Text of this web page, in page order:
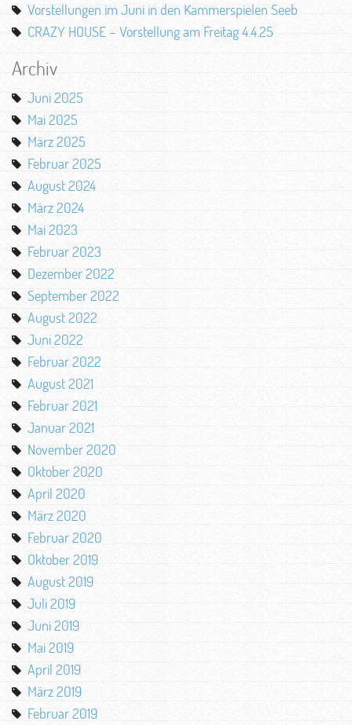
Vorstellungen im Juni in den Kammerspielen Seeb
CRAZY HOUSE – Vorstellung am Freitag 4.4.25
Archiv
Juni 2025
Mai 2025
März 2025
Februar 2025
August 2024
März 2024
Mai 2023
Februar 2023
Dezember 2022
September 2022
August 2022
Juni 2022
Februar 2022
August 2021
Februar 2021
Januar 2021
November 2020
Oktober 2020
April 2020
März 2020
Februar 2020
Oktober 2019
August 2019
Juli 2019
Juni 2019
Mai 2019
April 2019
März 2019
Februar 2019